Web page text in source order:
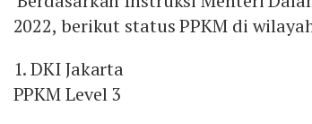
2022, berikut status PPKM di
1. DKI Jakarta
PPKM Level 3